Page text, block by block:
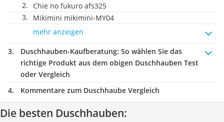
Chie no fukuro afs325
Mikimini mikimini-MY04
mehr anzeigen
Duschhauben-Kaufberatung: So wählen Sie das
richtige Produkt aus dem obigen Duschhauben Test
oder Vergleich
Kommentare zum Duschhaube Vergleich
Die besten Duschhauben: